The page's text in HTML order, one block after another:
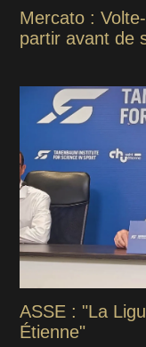
Mercato :
partir avant de
ASSE : "La
Étienne"